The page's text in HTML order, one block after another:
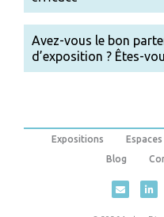
Avez-vous le bon
d’exposition ? Êtes-
Expositions Espaces
Blog